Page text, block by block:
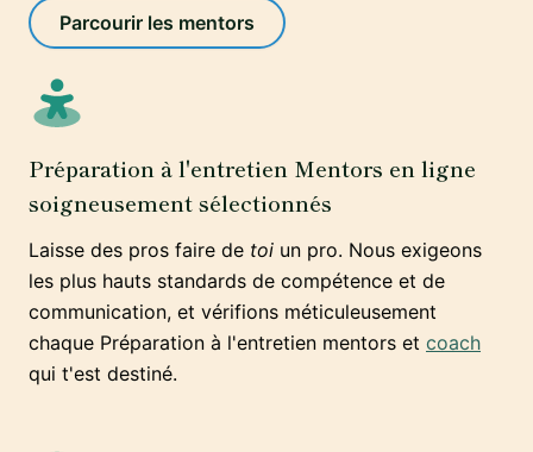
Parcourir les mentors
Préparation à l'entretien Mentors en ligne
soigneusement sélectionnés
Laisse des pros faire de toi un pro. Nous exigeons
les plus hauts standards de compétence et de
communication, et vérifions méticuleusement
chaque Préparation à l'entretien mentors et coach
qui t'est destiné.